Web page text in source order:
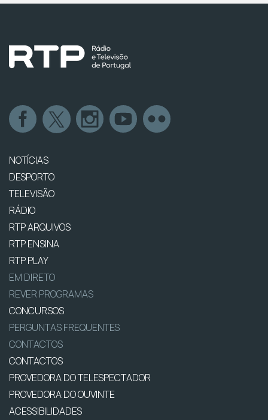
NOTÍCIAS
DESPORTO
TELEVISÃO
RÁDIO
RTP ARQUIVOS
RTP ENSINA
RTP PLAY
EM DIRETO
REVER PROGRAMAS
CONCURSOS
PERGUNTAS FREQUENTES
CONTACTOS
CONTACTOS
PROVEDORA DO TELESPECTADOR
PROVEDORA DO OUVINTE
ACESSIBILIDADES